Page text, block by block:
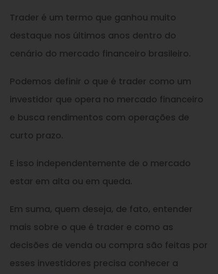
Trader é um termo que ganhou muito
destaque nos últimos anos dentro do
cenário do mercado financeiro brasileiro.
Podemos definir o que é trader como um
investidor que opera no mercado financeiro
e busca rendimentos com operações de
curto prazo.
E isso independentemente de o mercado
estar em alta ou em queda.
Em suma, quem deseja, de fato, entender
mais sobre o que é trader e como as
decisões de venda ou compra são feitas por
esses investidores precisa conhecer a